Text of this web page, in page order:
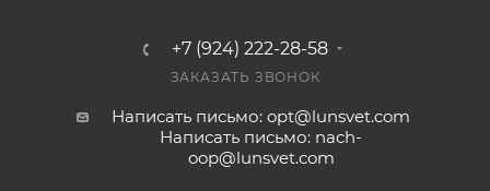
+7 (924) 222-28-58
ЗАКАЗАТЬ ЗВОНОК
Написать письмо: opt@lunsvet.com
Написать письмо: nach-
oop@lunsvet.com